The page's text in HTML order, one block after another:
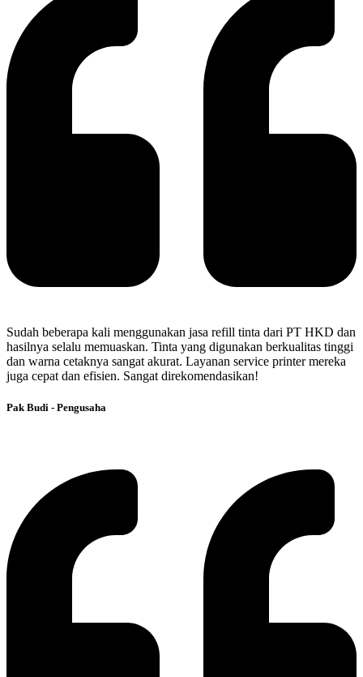
Sudah beberapa kali menggunakan jasa refill tinta dari PT HKD dan
hasilnya selalu memuaskan. Tinta yang digunakan berkualitas tinggi
dan warna cetaknya sangat akurat. Layanan service printer mereka
juga cepat dan efisien. Sangat direkomendasikan!
Pak Budi - Pengusaha